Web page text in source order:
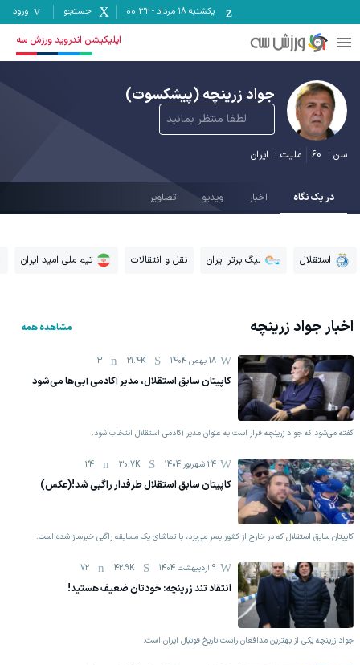
یکشنبه ۱۸ مرداد -
00:32 جستجو ورود
اپلیکیشن اندروید ورزش سه
جواد زرینچه(پیشکسوت)
لطفا منتظر بمانید
سن : 60 ملیت : ایران
در یک نگاه اخبار ویدیو تصاویر
استقلال لیگ برتر ایران نقل و انتقالات تیم ملی امید ایران
اخبارجواد زرینچه مشاهده همه
18 بهمن 1404 21.4K
3
کاپیتان سابق استقلال، مدیر آکادمی آبی‌ها می‌شود
گفته می‌شود که جواد زرینچه قرار است به عنوان مدیر آکادمی استقلال انتخاب شود.
24 شهریور 1404 30.7K
24
کاپیتان سابق استقلال طرفدار راگبی شد!(عکس)
کاپیتان سابق استقلال که در خارج از کشور بسر می‌برد، با تماشای یک مسابقه راگبی خبرساز شده است.
9 اردیبهشت 1404 42.9K
72
انتقاد تند زرینچه: خودتان ضعیف هستید!
جواد زرینچه یکی از بهترین مدافعان راست تاریخ فوتبال ایران است.